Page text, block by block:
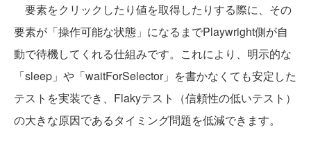
要素をクリックしたり値を取得したりする際に、その
要素が「操作可能な状態」になるまでPlaywright側が自
動で待機してくれる仕組みです。これにより、明示的な
「sleep」や「waitForSelector」を書かなくても安定した
テストを実装でき、Flakyテスト（信頼性の低いテスト）
の大きな原因であるタイミング問題を低減できます。